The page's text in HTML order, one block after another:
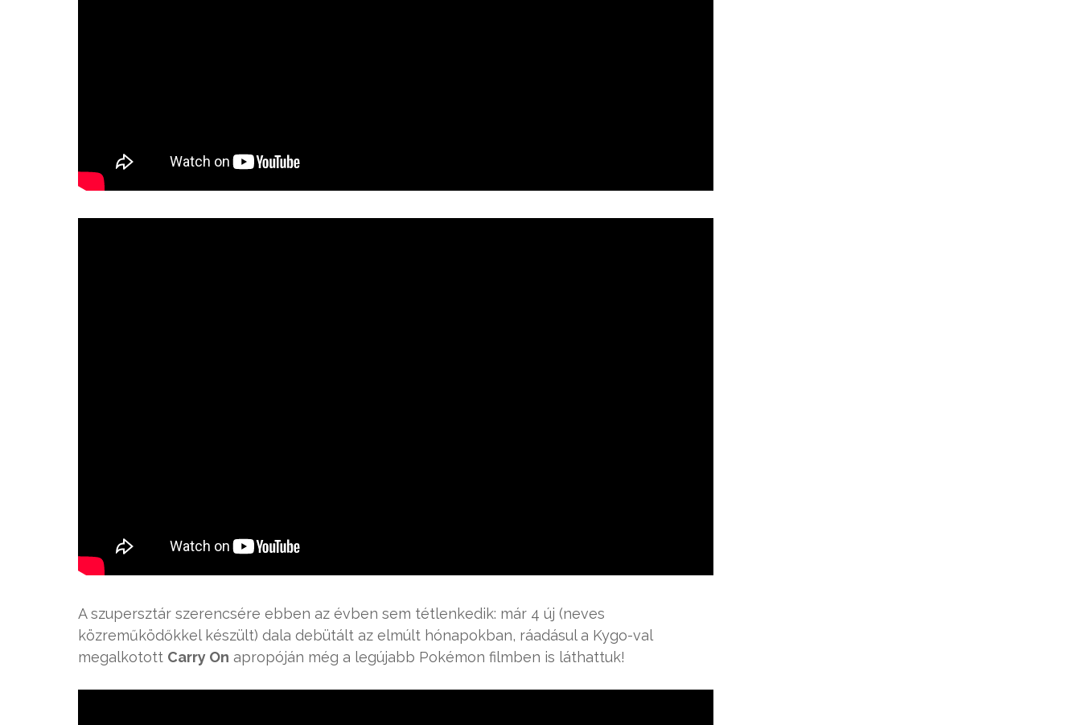
A szupersztár szerencsére ebben az évben sem tétlenkedik: már 4 új (neves
közreműködőkkel készült) dala debütált az elmúlt hónapokban, ráadásul a Kygo-val
megalkotott Carry On apropóján még a legújabb Pokémon filmben is láthattuk!